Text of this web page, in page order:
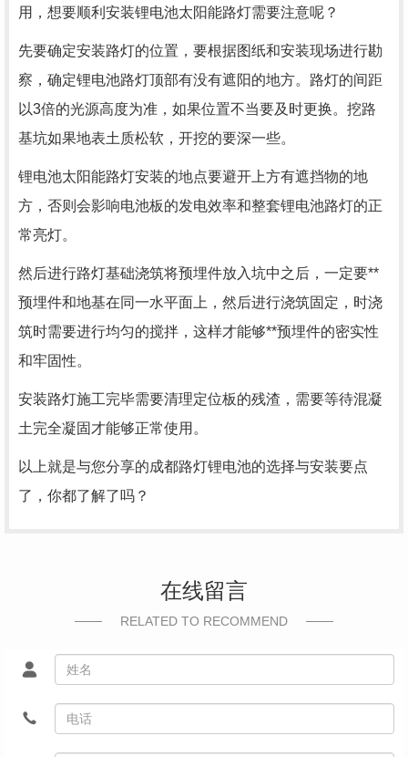
用，想要顺利安装锂电池太阳能路灯需要注意呢？
先要确定安装路灯的位置，要根据图纸和安装现场进行勘
察，确定锂电池路灯顶部有没有遮阳的地方。路灯的间距
以3倍的光源高度为准，如果位置不当要及时更换。挖路
基坑如果地表土质松软，开挖的要深一些。
锂电池太阳能路灯安装的地点要避开上方有遮挡物的地
方，否则会影响电池板的发电效率和整套锂电池路灯的正
常亮灯。
然后进行路灯基础浇筑将预埋件放入坑中之后，一定要**
预埋件和地基在同一水平面上，然后进行浇筑固定，时浇
筑时需要进行均匀的搅拌，这样才能够**预埋件的密实性
和牢固性。
安装路灯施工完毕需要清理定位板的残渣，需要等待混凝
土完全凝固才能够正常使用。
以上就是与您分享的成都路灯锂电池的选择与安装要点
了，你都了解了吗？
在线留言
RELATED TO RECOMMEND